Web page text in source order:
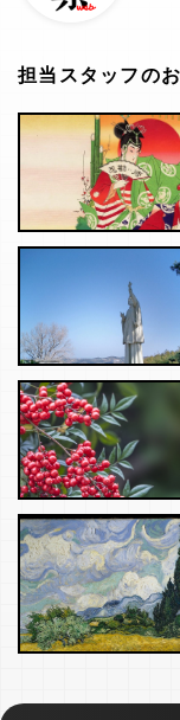
担当スタッフの